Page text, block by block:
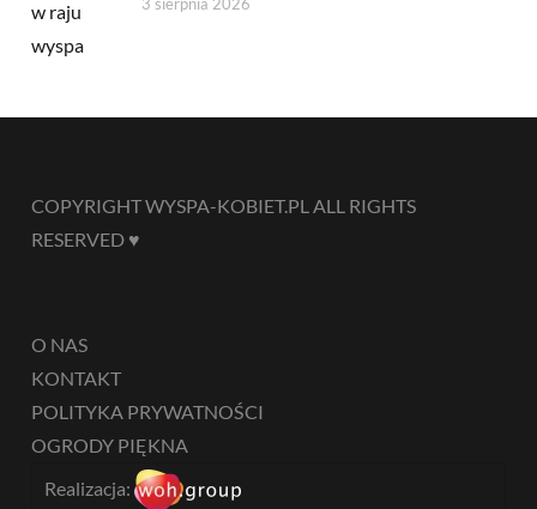
3 sierpnia 2026
COPYRIGHT WYSPA-KOBIET.PL ALL RIGHTS
RESERVED ♥
O NAS
KONTAKT
POLITYKA PRYWATNOŚCI
OGRODY PIĘKNA
Realizacja: